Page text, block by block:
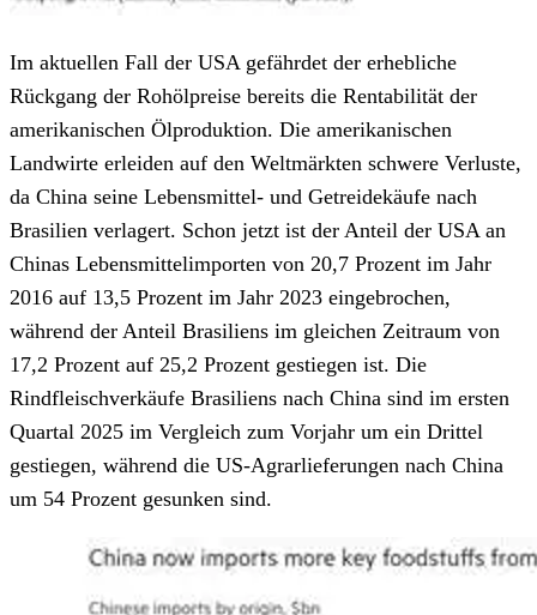
Im aktuellen Fall der USA gefährdet der erhebliche
Rückgang der Rohölpreise bereits die Rentabilität der
amerikanischen Ölproduktion. Die amerikanischen
Landwirte erleiden auf den Weltmärkten schwere Verluste,
da China seine Lebensmittel- und Getreidekäufe nach
Brasilien verlagert. Schon jetzt ist der Anteil der USA an
Chinas Lebensmittelimporten von 20,7 Prozent im Jahr
2016 auf 13,5 Prozent im Jahr 2023 eingebrochen,
während der Anteil Brasiliens im gleichen Zeitraum von
17,2 Prozent auf 25,2 Prozent gestiegen ist. Die
Rindfleischverkäufe Brasiliens nach China sind im ersten
Quartal 2025 im Vergleich zum Vorjahr um ein Drittel
gestiegen, während die US-Agrarlieferungen nach China
um 54 Prozent gesunken sind.